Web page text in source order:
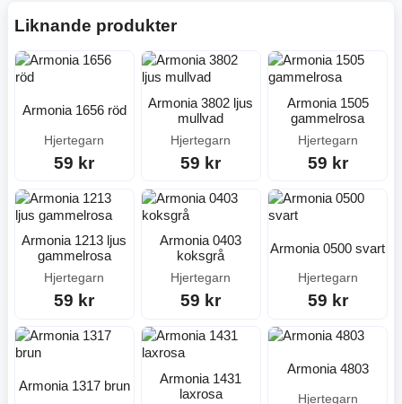
Liknande produkter
Armonia 1656 röd
Hjertegarn
59 kr
Armonia 3802 ljus
mullvad
Hjertegarn
59 kr
Armonia 1505
gammelrosa
Hjertegarn
59 kr
Armonia 1213 ljus
gammelrosa
Hjertegarn
59 kr
Armonia 0403
koksgrå
Hjertegarn
59 kr
Armonia 0500 svart
Hjertegarn
59 kr
Armonia 1317 brun
Armonia 1431
laxrosa
Armonia 4803
Hjertegarn